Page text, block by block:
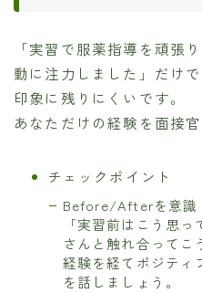
「実習で服薬指導を頑張
動に注力しました」だけ
印象に残りにくいです。
あなただけの経験を面接
チェックポイント
Before/Afterを意識
「実習前はこう思
さんと触れ合ってこ
経験を経てポジティ
を話しましょう。